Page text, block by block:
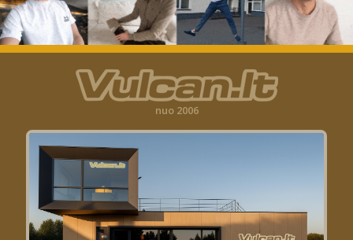
nuo 2006